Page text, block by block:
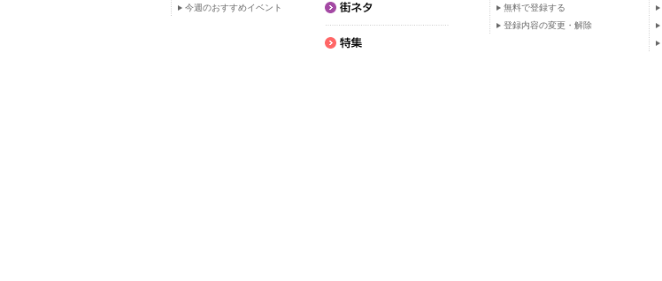
今週のおすすめイベント
無料で登録する
登録内容の変更・解除